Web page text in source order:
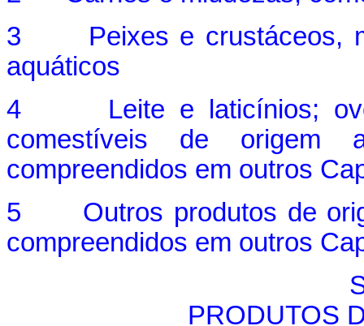
3 Peixes e crustáceos,
aquáticos
4 Leite e laticínios; ovos
comestíveis de origem
compreendidos em outros
5 Outros produtos de
compreendidos em outros
PRODUTOS